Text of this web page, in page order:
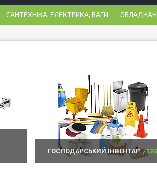
САНТЕХНІКА, ЕЛЕКТРИКА, ВАГИ
ГОСПОДАРСЬКИЙ ІНВЕНТАР 526